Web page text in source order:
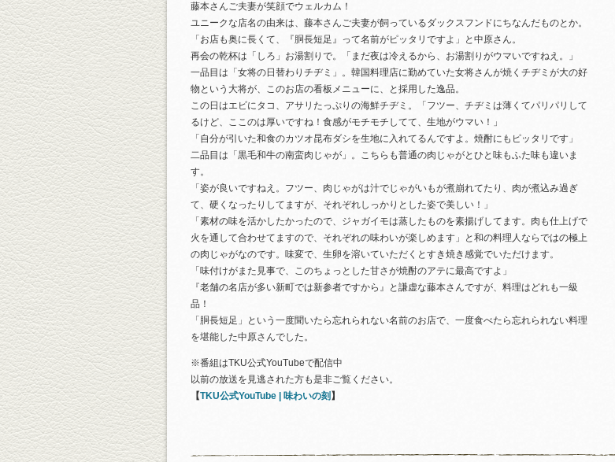
藤本さんご夫妻が笑顔でウェルカム！
ユニークな店名の由来は、藤本さんご夫妻が飼っているダックスフンドにちなんだものとか。
「お店も奥に長くて、『胴長短足』って名前がピッタリですよ」と中原さん。
再会の乾杯は「しろ」お湯割りで。「まだ夜は冷えるから、お湯割りがウマいですねえ。」
一品目は「女将の日替わりチヂミ」。韓国料理店に勤めていた女将さんが焼くチヂミが大の好
物という大将が、このお店の看板メニューに、と採用した逸品。
この日はエビにタコ、アサリたっぷりの海鮮チヂミ。「フツー、チヂミは薄くてパリパリして
るけど、ここのは厚いですね！食感がモチモチしてて、生地がウマい！」
「自分が引いた和食のカツオ昆布ダシを生地に入れてるんですよ。焼酎にもピッタリです」
二品目は「黒毛和牛の南蛮肉じゃが」。こちらも普通の肉じゃがとひと味もふた味も違いま
す。
「姿が良いですねえ。フツー、肉じゃがは汁でじゃがいもが煮崩れてたり、肉が煮込み過ぎ
て、硬くなったりしてますが、それぞれしっかりとした姿で美しい！」
「素材の味を活かしたかったので、ジャガイモは蒸したものを素揚げしてます。肉も仕上げで
火を通して合わせてますので、それぞれの味わいが楽しめます」と和の料理人ならではの極上
の肉じゃがなのです。味変で、生卵を溶いていただくとすき焼き感覚でいただけます。
「味付けがまた見事で、このちょっとした甘さが焼酎のアテに最高ですよ」
『老舗の名店が多い新町では新参者ですから』と謙虚な藤本さんですが、料理はどれも一級
品！
「胴長短足」という一度聞いたら忘れられない名前のお店で、一度食べたら忘れられない料理
を堪能した中原さんでした。
※番組はTKU公式YouTubeで配信中
以前の放送を見逃された方も是非ご覧ください。
【TKU公式YouTube | 味わいの刻 】